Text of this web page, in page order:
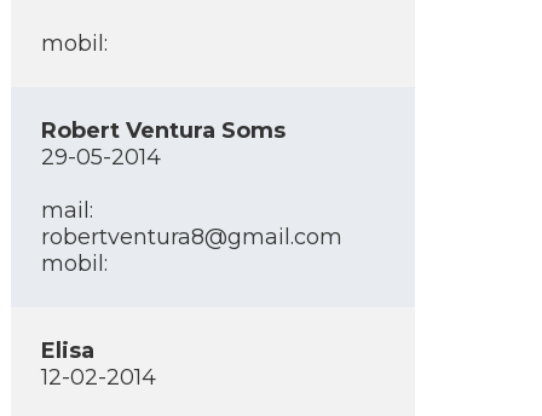
mobil:
Robert Ventura Soms
29-05-2014
mail:
robertventura8@gmail.com
mobil:
Elisa
12-02-2014